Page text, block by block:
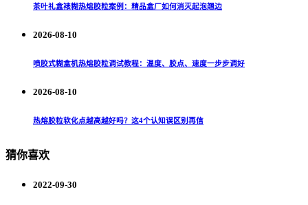
茶叶礼盒裱糊热熔胶粒案例：精品盒厂如何消灭起泡翘边
2026-08-10
喷胶式糊盒机热熔胶粒调试教程：温度、胶点、速度一步步调好
2026-08-10
热熔胶粒软化点越高越好吗？这4个认知误区别再信
猜你喜欢
2022-09-30